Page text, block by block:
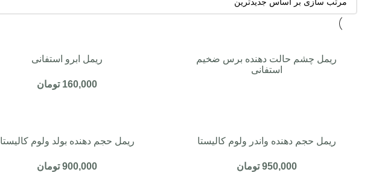
ریمل چشم حالت دهنده برس ضخیم
استفانی
ریمل ابرو استفانی
160,000 تومان
ریمل حجم دهنده واندر ولوم کالیستا
950,000 تومان
ریمل حجم دهنده بولد ولوم کالیستا
900,000 تومان